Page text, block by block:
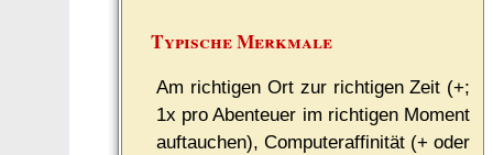
Typische Merkmale
Am richtigen Ort zur richtigen Zeit (+;
1x pro Abenteuer im richtigen Moment
auftauchen), Computeraffinität (+ oder